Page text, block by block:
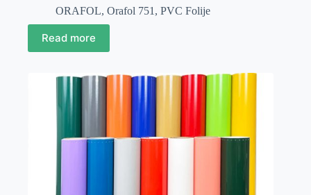
ORAFOL, Orafol 751 , PVC Folije
Read more